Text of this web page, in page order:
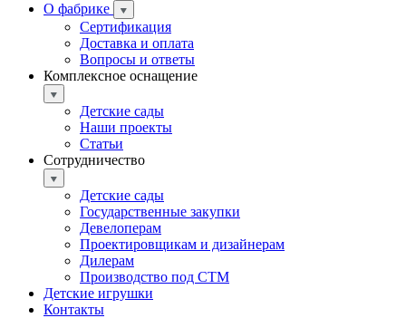
О фабрике
Сертификация
Доставка и оплата
Вопросы и ответы
Комплексное оснащение
Детские сады
Наши проекты
Статьи
Сотрудничество
Детские сады
Государственные закупки
Девелоперам
Проектировщикам и дизайнерам
Дилерам
Производство под СТМ
Детские игрушки
Контакты